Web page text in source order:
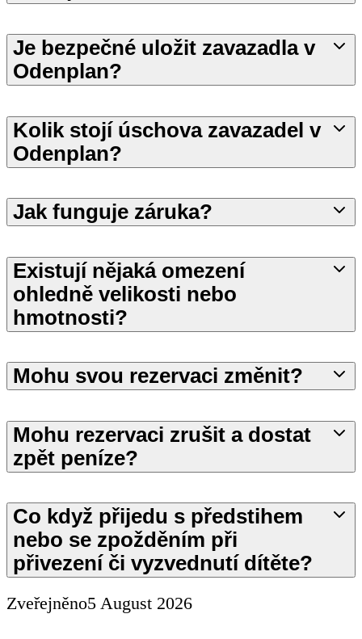
Je bezpečné uložit zavazadla v
Odenplan?
Kolik stojí úschova zavazadel v
Odenplan?
Jak funguje záruka?
Existují nějaká omezení
ohledně velikosti nebo
hmotnosti?
Mohu svou rezervaci změnit?
Mohu rezervaci zrušit a dostat
zpět peníze?
Co když přijedu s předstihem
nebo se zpožděním při
přivezení či vyzvednutí dítěte?
Zveřejněno5 August 2026